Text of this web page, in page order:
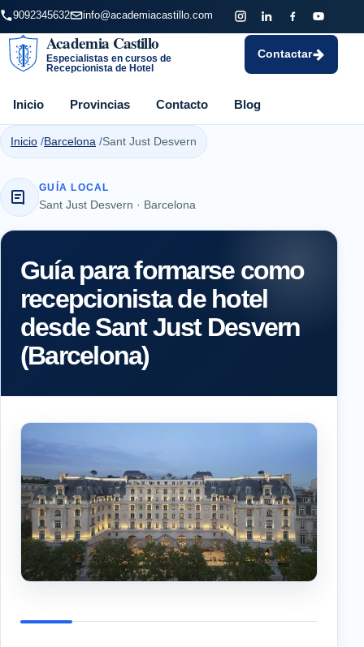
9092345632 info@academiacastillo.com
Academia Castillo
Especialistas en cursos de
Recepcionista de Hotel
Inicio Provincias Contacto Blog
Contactar
Inicio Barcelona Sant Just Desvern
GUÍA LOCAL
Sant Just Desvern · Barcelona
Guía para formarse como
recepcionista de hotel
desde Sant Just Desvern
(Barcelona)